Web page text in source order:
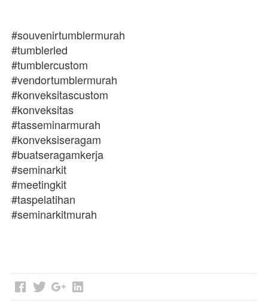
#souvenirtumblermurah
#tumblerled
#tumblercustom
#vendortumblermurah
#konveksitascustom
#konveksitas
#tasseminarmurah
#konveksiseragam
#buatseragamkerja
#seminarkit
#meetingkit
#taspelatihan
#seminarkitmurah